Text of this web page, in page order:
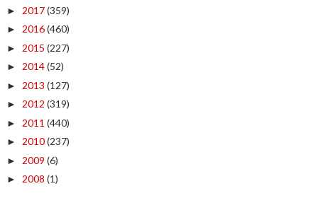
► 2017(359)
► 2016(460)
► 2015 (227)
► 2014(52)
► 2013 (127)
► 2012 (319)
► 2011 (440)
► 2010(237)
► 2009 (6)
► 2008 (1)